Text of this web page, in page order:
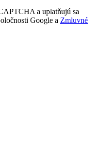
a uplatňujú sa
Google a Zmluvné